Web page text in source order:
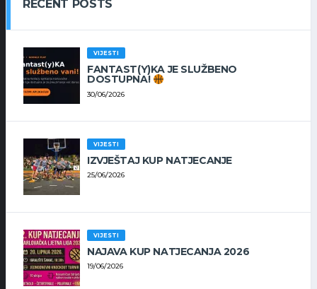
RECENT POSTS
VIJESTI
FANTAST(Y)KA JE SLUŽBENO
DOSTUPNA!
30/06/2026
VIJESTI
IZVJEŠTAJ KUP NATJECANJE
25/06/2026
VIJESTI
NAJAVA KUP NATJECANJA 2026
19/06/2026